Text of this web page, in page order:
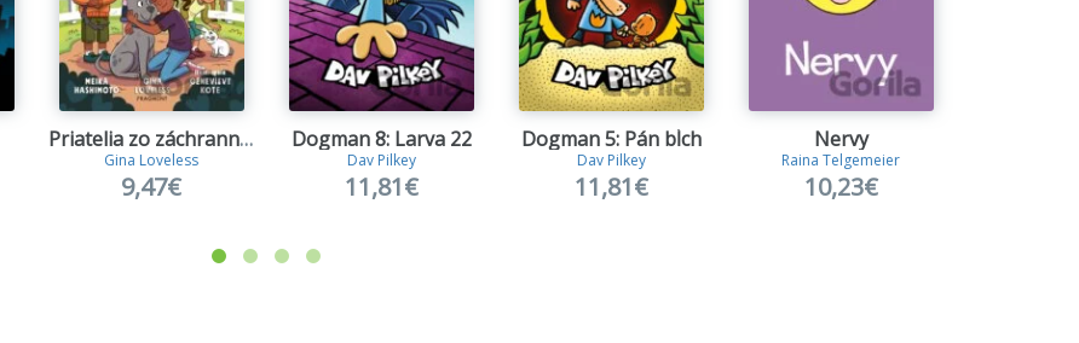
Priatelia zo záchrannej stanice 1
Gina Loveless
9,47€
Dogman 8: Larva 22
Dav Pilkey
11,81€
Dogman 5: Pán bĺch
Dav Pilkey
11,81€
Nervy
Raina Telgemeier
10,23€